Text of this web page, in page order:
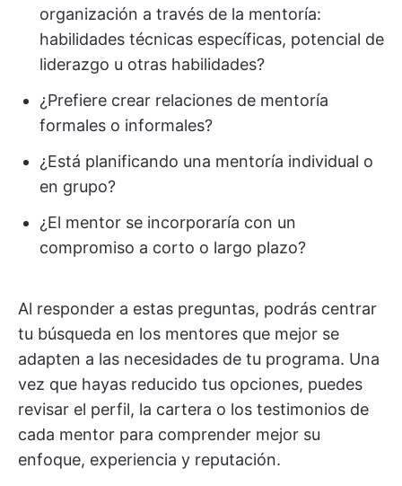
organización a través de la mentoría:
habilidades técnicas específicas, potencial de
liderazgo u otras habilidades?
¿Prefiere crear relaciones de mentoría
formales o informales?
¿Está planificando una mentoría individual o
en grupo?
¿El mentor se incorporaría con un
compromiso a corto o largo plazo?
Al responder a estas preguntas, podrás centrar
tu búsqueda en los mentores que mejor se
adapten a las necesidades de tu programa. Una
vez que hayas reducido tus opciones, puedes
revisar el perfil, la cartera o los testimonios de
cada mentor para comprender mejor su
enfoque, experiencia y reputación.